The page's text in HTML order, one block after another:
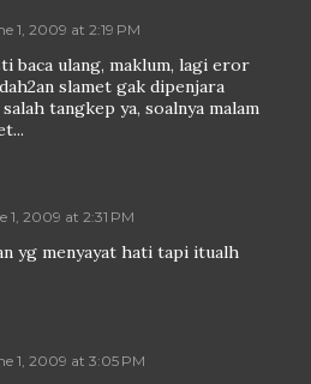
1, 2009 at 2:19 PM
baca ulang, maklum, lagi eror
slamet gak dipenjara
tangkep ya, soalnya malam
1, 2009 at 2:31 PM
yg menyayat hati tapi itualh
1, 2009 at 3:05 PM